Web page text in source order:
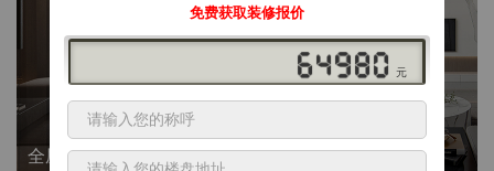
全屋整装 别墅大平层